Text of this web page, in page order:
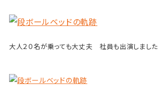
大人２０名が乗っても大丈夫 社員も出演しました